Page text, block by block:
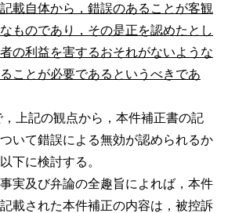
載自体から，錯誤のあることが客観
ものであり，その是正を認めたとし
の利益を害するおそれがないような
ことが必要であるというべきであ
上記の観点から，本件補正書の記
いて錯誤による無効が認められるか
下に検討する。
実及び弁論の全趣旨によれば，本件
載された本件補正の内容は，被控訴